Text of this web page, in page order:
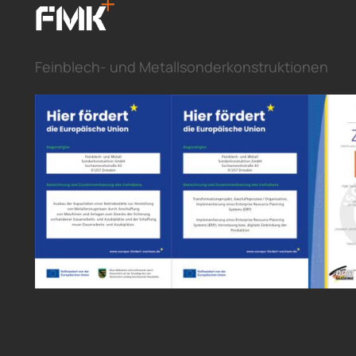
Feinblech- und Metallsonderkonstruktionen